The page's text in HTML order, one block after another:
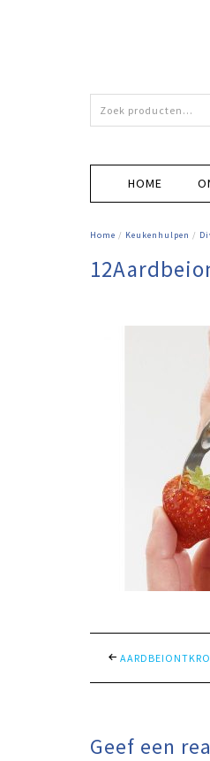
Zoeken
naar:
HOME
Home / Keukenhulpen /
Geef een